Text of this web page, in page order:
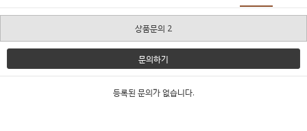
상품문의 2
문의하기
등록된 문의가 없습니다.